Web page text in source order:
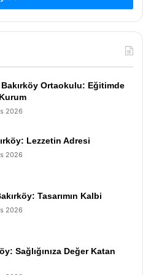
Ortaokulu: Eğitimde
2026
Lezzetin Adresi
2026
Tasarımın Kalbi
2026
Sağlığınıza Değer Katan